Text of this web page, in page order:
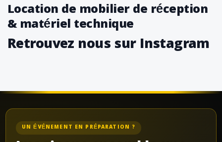
Location de mobilier de réception
& matériel technique
Retrouvez nous sur Instagram
UN ÉVÉNEMENT EN PRÉPARATION ?